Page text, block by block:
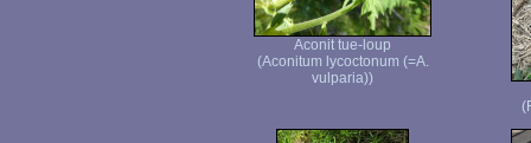
Aconit tue-loup
(Aconitum lycoctonum (=A.
vulparia))